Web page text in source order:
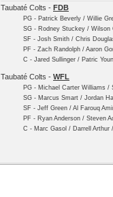
Taubaté Colts - FDB
PG - Patrick Beverly / Willie
SG - Rodney Stuckey / Wilson
SF - Josh Smith / Chris
PF - Zach Randolph / Aaron
C - Jared Sullinger / Patric
Taubaté Colts - WFL
PG - Michael Carter Williams /
SG - Marcus Smart / Jordan
SF - Jeff Green / Al Farouq
PF - Ryan Anderson / Steven
C - Marc Gasol / Darrell Arthur